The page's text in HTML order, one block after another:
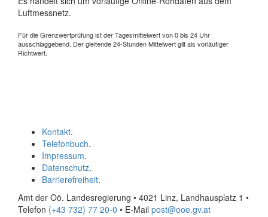
Luftmessnetz.
Für die Grenzwertprüfung ist der Tagesmittelwert von 0 bis 24 Uhr
ausschlaggebend. Der gleitende 24-Stunden Mittelwert gilt als vorläufiger
Richtwert.
Kontakt.
Telefonbuch.
Impressum.
Datenschutz.
Barrierefreiheit.
Amt der Oö. Landesregierung • 4021 Linz, Landhausplatz 1 •
Telefon (+43 732) 77 20-0 • E-Mail post@ooe.gv.at